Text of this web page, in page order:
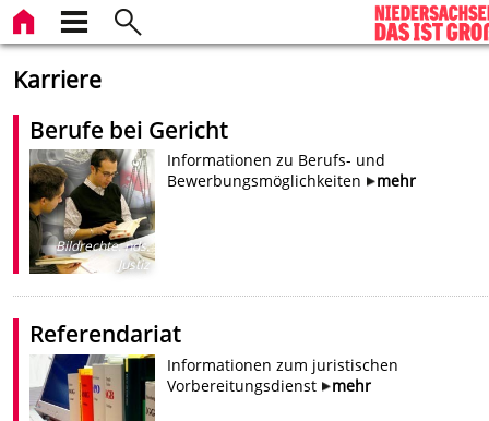
Karriere
Berufe bei Gericht
Bildrechte:nds.
Justiz
Informationen zu Berufs- und
Bewerbungsmöglichkeiten
mehr
Referendariat
Informationen zum juristischen
Vorbereitungsdienst
mehr